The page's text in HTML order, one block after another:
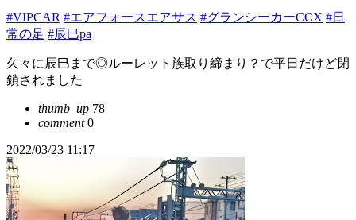
#VIPCAR #エアフォースエアサス #グランシーカーCCX #日
常の足 #辰巳pa
久々に辰巳まで◎ルーレット族取り締まり？で平日だけど閉
鎖されました
thumb_up 78
comment0
2022/03/23 11:17